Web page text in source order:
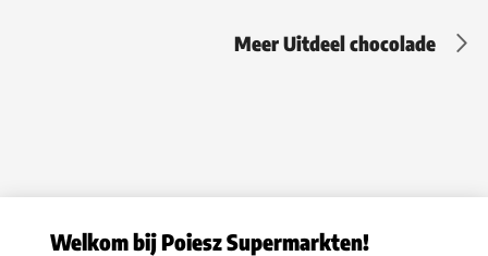
Meer Uitdeel chocolade
Welkom bij Poiesz Supermarkten!